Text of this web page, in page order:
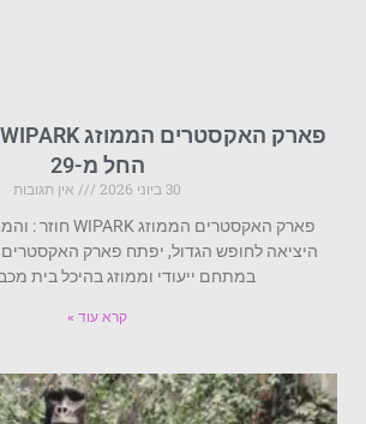
החל מ-29
30 ביוני 2026
אין תגובות
במתחם ייעודי וממוזג בהיכל בית
קרא עוד »